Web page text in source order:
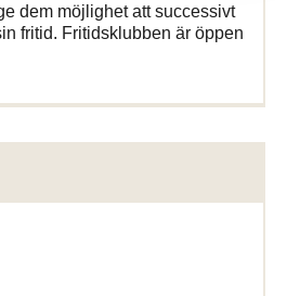
dem möjlighet att successivt
fritid. Fritidsklubben är öppen